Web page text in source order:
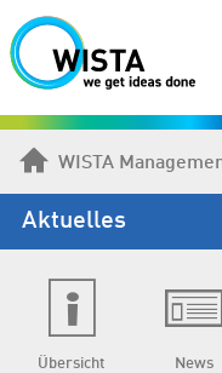
WISTA
Aktuelles
Übersicht News